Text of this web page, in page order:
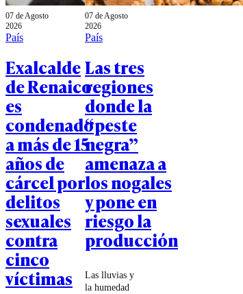
07 de Agosto
2026
País
Exalcalde
de Renaico
es
condenado
a más de 15
años de
cárcel por
delitos
sexuales
contra
cinco
víctimas
07 de Agosto
2026
País
Las tres
regiones
donde la
“peste
negra”
amenaza a
los nogales
y pone en
riesgo la
producción
Las lluvias y
la humedad